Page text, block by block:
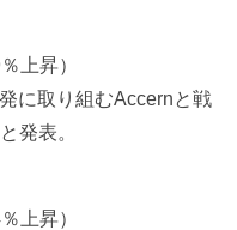
上昇）
に取り組むAccernと戦
発表。
上昇）